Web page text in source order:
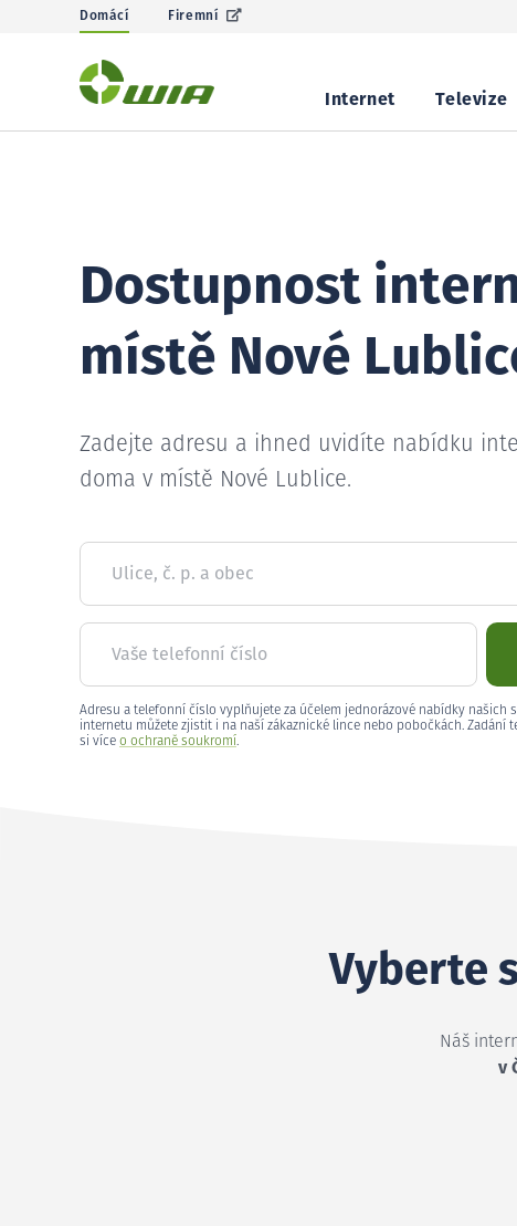
Domácí Firemní
Internet Televize
Dostupnost
místě Nové
Zadejte adresu a ihned uvidíte nabídku
doma v místě Nové Lublice.
Ulice, č. p. a obec
Vaše telefonní číslo
Adresu a telefonní číslo vyplňujete za účelem jednorázové nabídky našich
internetu můžete zjistit i na naší zákaznické lince nebo pobočkách. Zadání
si více o ochraně soukromí.
Vyberte
Náš
v